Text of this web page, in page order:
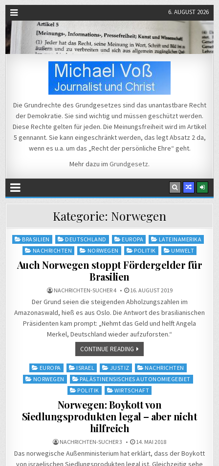
6. AUGUST 2026
Michael Voß
Die Grundrechte des Grundgesetzes sind das unantastbare Recht
der Demokratie. Sie sind wichtig und müssen geschützt werden.
Diese Rechte gelten für jeden. Die Meinungsfreiheit wird im Artikel
5 gennannt. Sie kann eingeschränkt werden, das legt Absatz 2 da,
wenn es u.a. um das „Recht der persönliche Ehre“ geht.
Mehr dazu im Grundgesetz.
Kategorie: Norwegen
Posted
BRASILIEN DEUTSCHLAND EUROPA
LATEINAMERIKA
NACHRICHTEN
NORWEGEN POLITIK UMWELT
Auch Norwegen stoppt Fördergelder für
Brasilien
NACHRICHTEN-SUCHER 4 16. AUGUST 2019
Der Grund seien die steigenden Abholzungszahlen im
Amazonaswald, hieß es aus Oslo. Die Antwort des brasilianischen
Präsidenten kam prompt: „Nehmt das Geld und helft Angela
Merkel, Deutschland wieder aufzuforsten.“
CONTINUE READING
Posted
in
EUROPA ISRAEL JUSTIZ
NACHRICHTEN
NORWEGEN
PALÄSTINENSISCHES AUTONOMIEGEBIET
POLITIK
WIRTSCHAFT
Norwegen: Boykott von
Siedlungsprodukten legal – aber nicht
hilfreich
NACHRICHTEN-SUCHER 3 14. MAI 2018
Das norwegische Außenministerium hat erklärt, dass der Boykott
von israelischen Siedlungsprodukten legal ist. Gleichzeitig sehe